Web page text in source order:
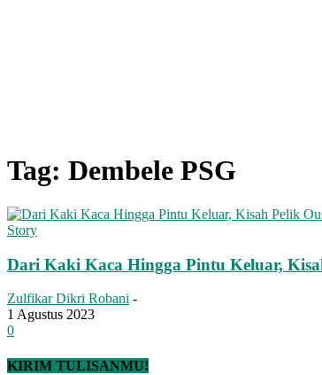
Tag: Dembele PSG
Story
Dari Kaki Kaca Hingga Pintu Keluar,
Zulfikar Dikri Robani -
1 Agustus 2023
0
KIRIM TULISANMU!